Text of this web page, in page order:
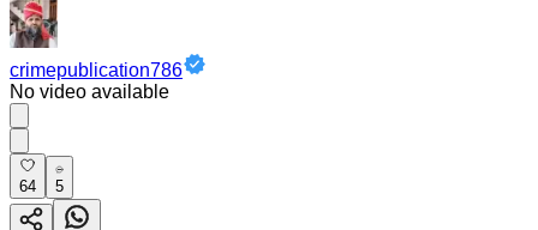
crimepublication786
No video available
64 5